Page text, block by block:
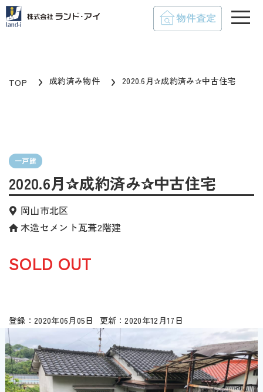
TOP 成約済み物件 2020.6月✰成約済み✰中古住宅
一戸建
2020.6月✰成約済み✰中古住宅
岡山市北区
木造セメント瓦葺2階建
SOLD OUT
2020年06月05日 2020年12月17日